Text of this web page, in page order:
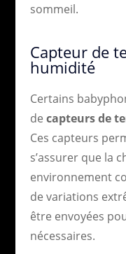
sommeil.
Capteur de
humidité
Certains
de capteurs de
Ces capteurs
s’assurer que la
environnement
de variations
être envoyées
nécessaires.